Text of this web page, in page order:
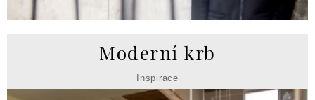
Moderní krb
Inspirace